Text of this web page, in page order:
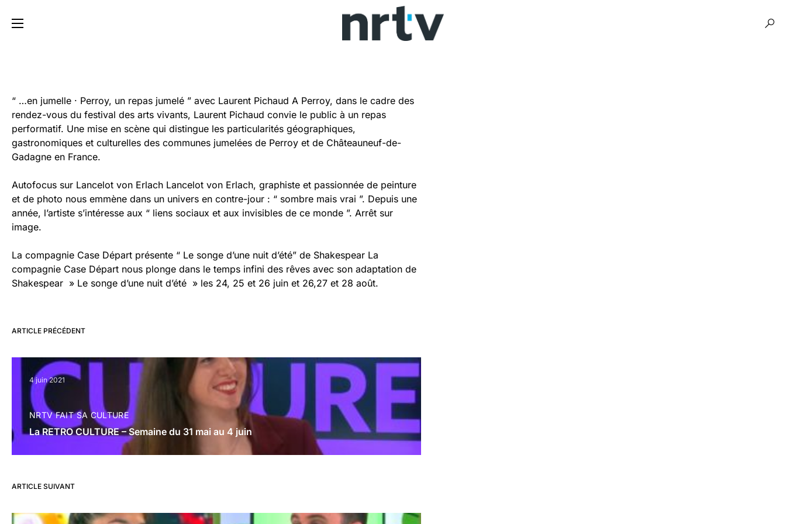
“ …en jumelle · Perroy, un repas jumelé ” avec Laurent Pichaud A Perroy, dans le cadre des
rendez-vous du festival des arts vivants, Laurent Pichaud convie le public à un repas
performatif. Une mise en scène qui distingue les particularités géographiques,
gastronomiques et culturelles des communes jumelées de Perroy et de Châteauneuf-de-
Gadagne en France.
Autofocus sur Lancelot von Erlach Lancelot von Erlach, graphiste et passionnée de peinture
et de photo nous emmène dans un univers en contre-jour : “ sombre mais vrai ”. Depuis une
année, l’artiste s’intéresse aux “ liens sociaux et aux invisibles de ce monde ”. Arrêt sur
image.
La compagnie Case Départ présente “ Le songe d’une nuit d’été” de Shakespear La
compagnie Case Départ nous plonge dans le temps infini des rêves avec son adaptation de
Shakespear » Le songe d’une nuit d’été » les 24, 25 et 26 juin et 26,27 et 28 août.
ARTICLE PRÉCÉDENT
4 juin 2021
NRTV FAIT SA CULTURE
La RETRO CULTURE – Semaine du 31 mai au 4 juin
ARTICLE SUIVANT